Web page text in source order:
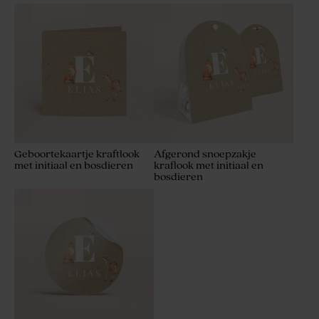
Geboortekaartje kraftlook
met initiaal en bosdieren
Afgerond snoepzakje
kraflook met initiaal en
bosdieren